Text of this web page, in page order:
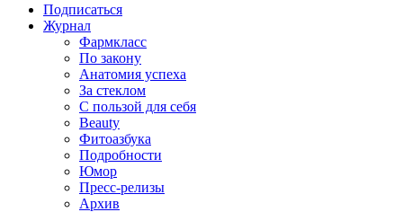
Подписаться
Журнал
Фармкласс
По закону
Анатомия успеха
За стеклом
С пользой для себя
Beauty
Фитоазбука
Подробности
Юмор
Пресс-релизы
Архив